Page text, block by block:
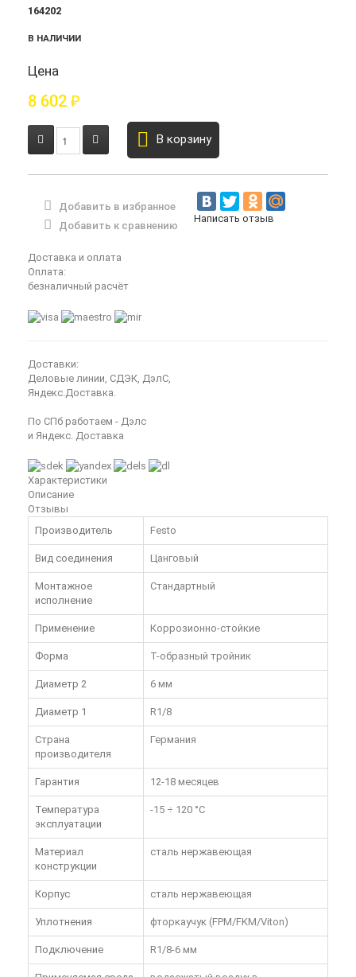
164202
В НАЛИЧИИ
Цена
8 602 ₽
В корзину
Добавить в избранное
Добавить к сравнению
Написать отзыв
Доставка и оплата
Оплата:
безналичный расчёт
Доставки:
Деловые линии, СДЭК, ДэлС,
Яндекс.Доставка.
По СПб работаем - Дэлс
и Яндекс. Доставка
Характеристики
Описание
Отзывы
Производитель
Festo
Вид соединения Цанговый
Монтажное
исполнение
Стандартный
Применение Коррозионно-стойкие
Форма Т-образный тройник
Диаметр 2 6 мм
Диаметр 1 R1/8
Страна
производителя
Германия
Гарантия 12-18 месяцев
Температура
эксплуатации
-15 ÷ 120 °C
Материал
конструкции
сталь нержавеющая
Корпус сталь нержавеющая
Уплотнения фторкаучук (FPM/FKM/Viton)
Подключение R1/8-6 мм